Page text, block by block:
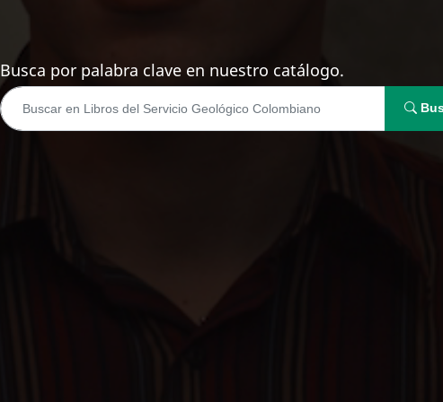
Busca por palabra clave en nuestro catálogo.